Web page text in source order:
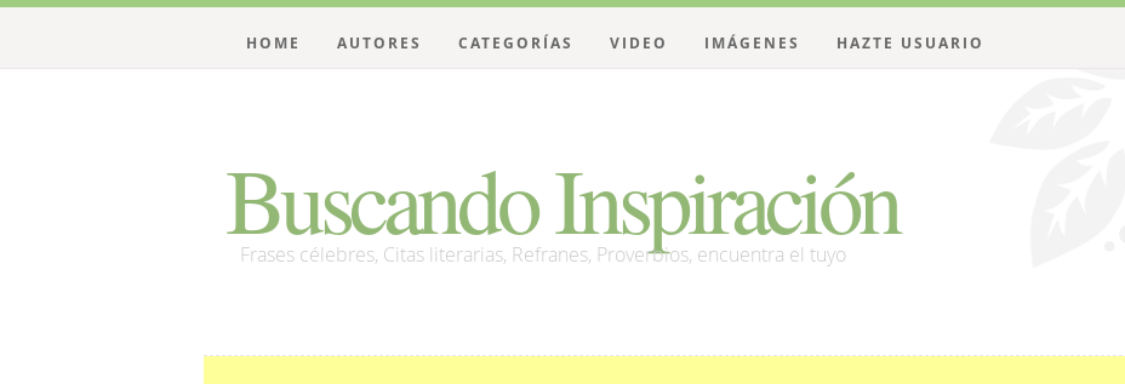
Buscando Inspiración
Frases célebres, Citas literarias, Refranes, Proverbios, encuentra el tuyo
HOME AUTORES CATEGORÍAS VIDEO IMÁGENES HAZTE USUARIO